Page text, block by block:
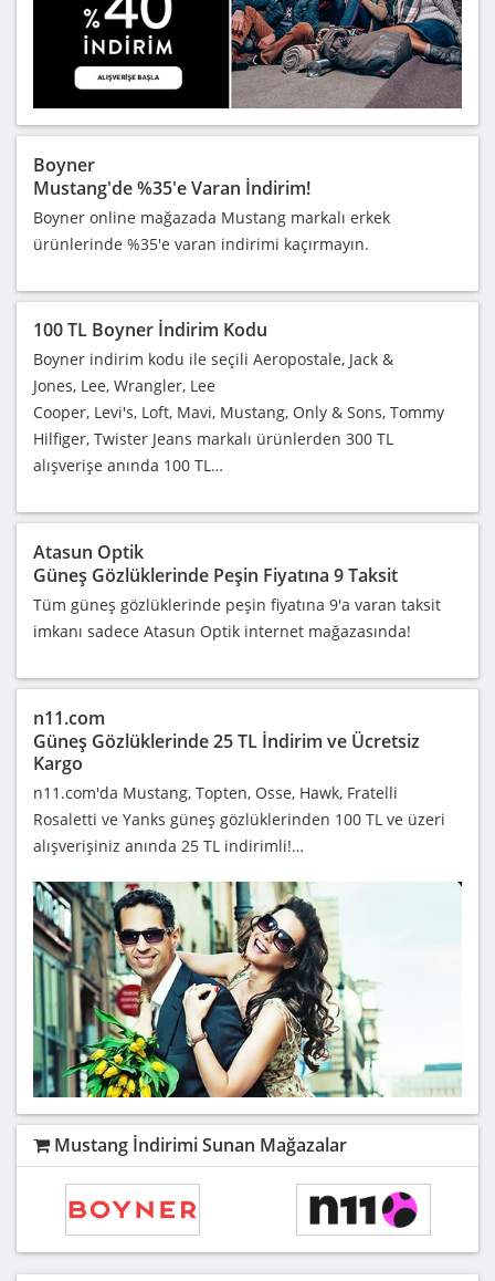
Boyner
Mustang'de %35'e Varan İndirim!
Boyner online mağazada Mustang markalı erkek
ürünlerinde %35'e varan indirimi kaçırmayın.
100 TL Boyner İndirim Kodu
Boyner indirim kodu ile seçili Aeropostale, Jack &
Jones, Lee, Wrangler, Lee
Cooper, Levi's, Loft, Mavi, Mustang, Only & Sons, Tommy
Hilfiger, Twister Jeans markalı ürünlerden 300 TL
alışverişe anında 100 TL…
Atasun Optik
Güneş Gözlüklerinde Peşin Fiyatına 9 Taksit
Tüm güneş gözlüklerinde peşin fiyatına 9'a varan taksit
imkanı sadece Atasun Optik internet mağazasında!
n11.com
Güneş Gözlüklerinde 25 TL İndirim ve Ücretsiz
Kargo
n11.com'da Mustang, Topten, Osse, Hawk, Fratelli
Rosaletti ve Yanks güneş gözlüklerinden 100 TL ve üzeri
alışverişiniz anında 25 TL indirimli!…
Mustang İndirimi Sunan Mağazalar